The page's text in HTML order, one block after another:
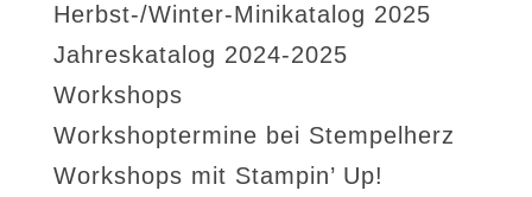
Herbst-/Winter-Minikatalog 2025
Jahreskatalog 2024-2025
Workshops
Workshoptermine bei Stempelherz
Workshops mit Stampin’ Up!